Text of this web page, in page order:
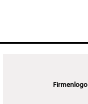
Firmenlogo